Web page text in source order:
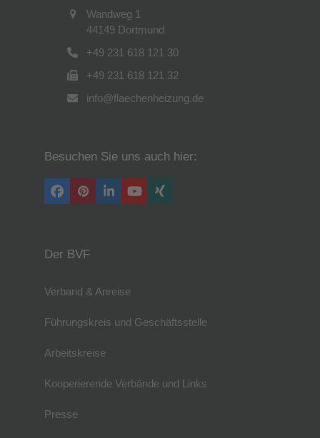
Wandweg 1
44149 Dortmund
+49 231 618 121 30
+49 231 618 121 32
info@flaechenheizung.de
Besuchen Sie uns auch hier:
Facebook
PinterestLinkedInYouTube
Xing
Der BVF
Verband & Anreise
Führungskreis und Geschäftsstelle
Arbeitskreise
Kooperierende Verbände und Links
Presse